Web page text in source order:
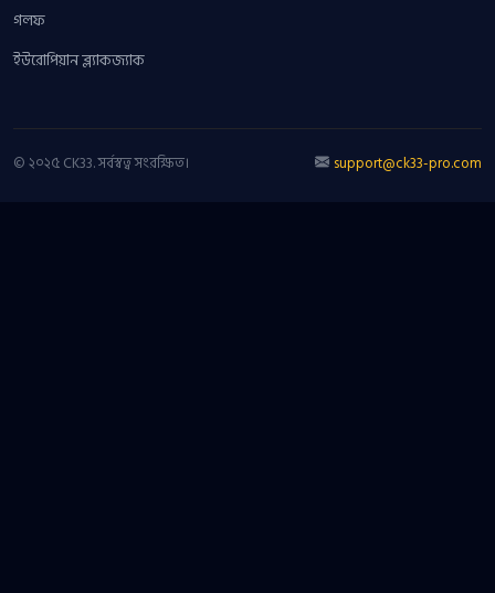
গলফ
ইউরোপিয়ান ব্ল্যাকজ্যাক
© ২০২৫ CK33. সর্বস্বত্ব সংরক্ষিত। support@ck33-pro.com